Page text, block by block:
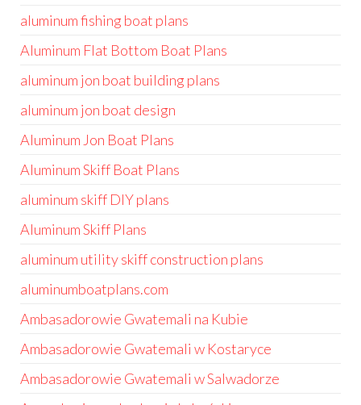
aluminum fishing boat plans
Aluminum Flat Bottom Boat Plans
aluminum jon boat building plans
aluminum jon boat design
Aluminum Jon Boat Plans
Aluminum Skiff Boat Plans
aluminum skiff DIY plans
Aluminum Skiff Plans
aluminum utility skiff construction plans
aluminumboatplans.com
Ambasadorowie Gwatemali na Kubie
Ambasadorowie Gwatemali w Kostaryce
Ambasadorowie Gwatemali w Salwadorze